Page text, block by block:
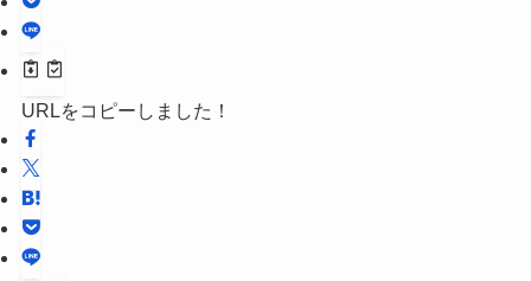
URLをコピーしました！